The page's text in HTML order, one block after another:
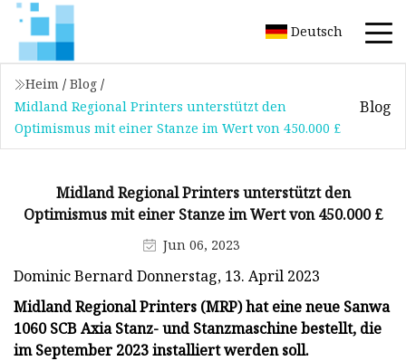
Deutsch
Heim / Blog /
Midland Regional Printers unterstützt den
Optimismus mit einer Stanze im Wert von 450.000 £
Blog
Midland Regional Printers unterstützt den
Optimismus mit einer Stanze im Wert von 450.000 £
Jun 06, 2023
Dominic Bernard Donnerstag, 13. April 2023
Midland Regional Printers (MRP) hat eine neue Sanwa
1060 SCB Axia Stanz- und Stanzmaschine bestellt, die
im September 2023 installiert werden soll.